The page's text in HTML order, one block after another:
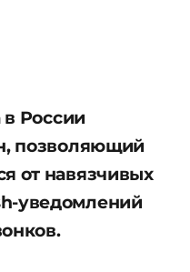
в России
позволяющий
от навязчивых
уведомлений